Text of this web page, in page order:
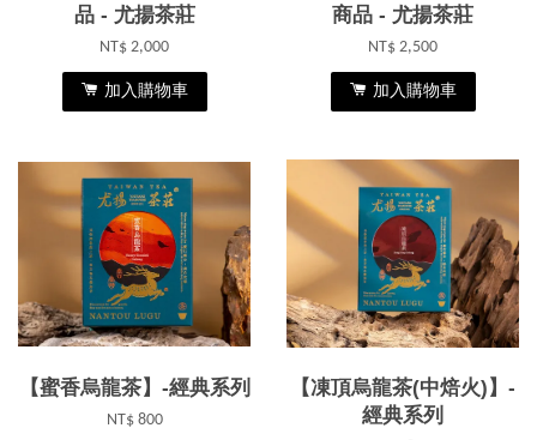
品 - 尤揚茶莊
NT$ 2,000
加入購物車
商品 - 尤揚茶莊
NT$ 2,500
加入購物車
【蜜香烏龍茶】-經典系列
NT$ 800
【凍頂烏龍茶(中焙火)】-
經典系列